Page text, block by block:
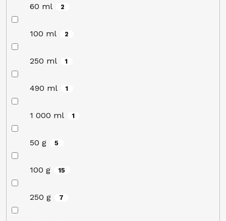
60 ml 2
100 ml 2
250 ml 1
490 ml 1
1 000 ml 1
50 g 5
100 g 15
250 g 7